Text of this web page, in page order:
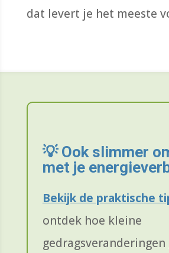
dat levert je het meeste
💡 Ook slimmer
met je
Bekijk de praktische
ontdek hoe kleine